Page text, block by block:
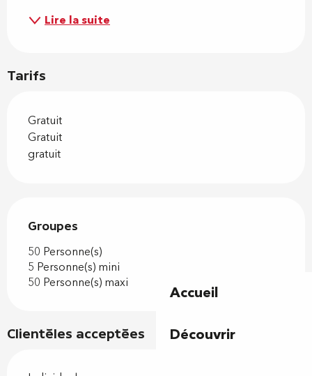
Accueil
Découvrir
Lire la suite
Tarifs
Gratuit
Gratuit
gratuit
Groupes
Groupes
50 Personne(s)
5 Personne(s) mini
50 Personne(s) maxi
Clientèles acceptées